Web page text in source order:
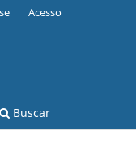
Buscar
Acesso